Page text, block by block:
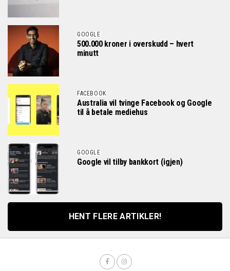
GOOGLE
500.000 kroner i overskudd – hvert
minutt
FACEBOOK
Australia vil tvinge Facebook og Google
til å betale mediehus
GOOGLE
Google vil tilby bankkort (igjen)
HENT FLERE ARTIKLER!